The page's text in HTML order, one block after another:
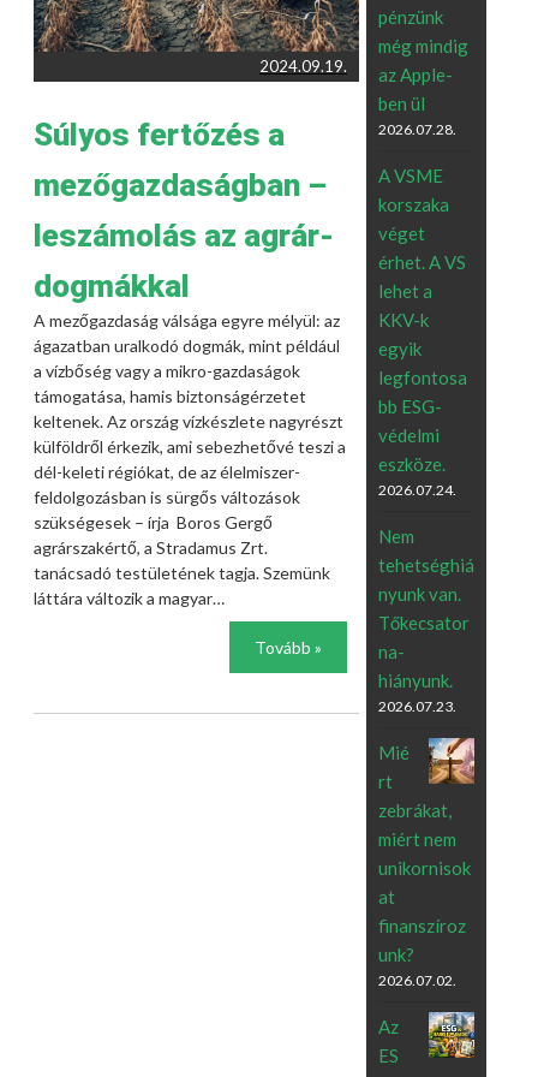
2024.09.19.
Súlyos fertőzés a
mezőgazdaságban –
leszámolás az agrár-
dogmákkal
A mezőgazdaság válsága egyre mélyül: az
ágazatban uralkodó dogmák, mint például
a vízbőség vagy a mikro-gazdaságok
támogatása, hamis biztonságérzetet
keltenek. Az ország vízkészlete nagyrészt
külföldről érkezik, ami sebezhetővé teszi a
dél-keleti régiókat, de az élelmiszer-
feldolgozásban is sürgős változások
szükségesek – írja Boros Gergő
agrárszakértő, a Stradamus Zrt.
tanácsadó testületének tagja. Szemünk
láttára változik a magyar…
Tovább »
pénzünk
még mindig
az Apple-
ben ül
2026.07.28.
A VSME
korszaka
véget
érhet. A VS
lehet a
KKV-k
egyik
legfontosa
bb ESG-
védelmi
eszköze.
2026.07.24.
Nem
tehetséghiá
nyunk van.
Tőkecsator
na-
hiányunk.
2026.07.23.
Mié
rt
zebrákat,
miért nem
unikornisok
at
finanszíroz
unk?
2026.07.02.
Az
ES